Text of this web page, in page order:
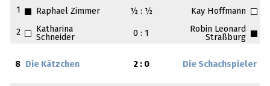
1 Raphael Zimmer ½ : ½ Kay Hoffmann
2
Katharina
Schneider
0 : 1
Robin Leonard
Straßburg
8 Die Kätzchen 2 : 0 Die Schachspieler